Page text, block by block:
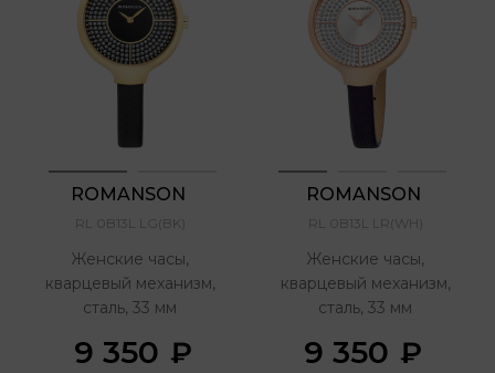
ROMANSON
RL 0B13L LG(BK)
Женские часы,
кварцевый механизм,
сталь, 33 мм
9 350 ₽
ROMANSON
RL 0B13L LR(WH)
Женские часы,
кварцевый механизм,
сталь, 33 мм
9 350 ₽